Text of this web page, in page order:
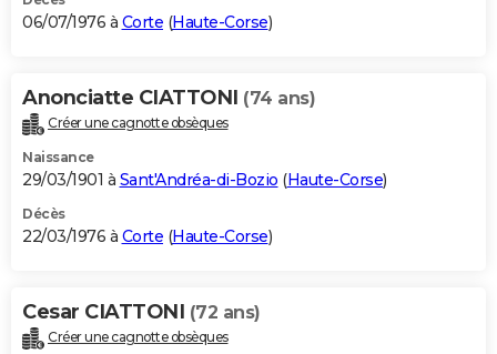
06/07/1976 à Corte (Haute-Corse)
Anonciatte CIATTONI (74 ans)
Créer une cagnotte obsèques
Naissance
29/03/1901 à Sant'Andréa-di-Bozio (Haute-Corse)
Décès
22/03/1976 à Corte (Haute-Corse)
Cesar CIATTONI (72 ans)
Créer une cagnotte obsèques